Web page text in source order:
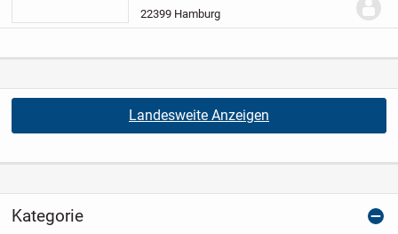
FreundeKindermusik-Cassette: Singt alle
22399 Hamburg
Landesweite Anzeigen
Kategorie